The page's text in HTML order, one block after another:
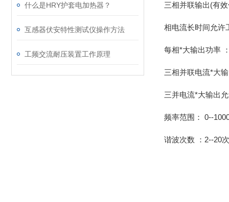
什么是HRY护套电加热器？
互感器伏安特性测试仪操作方法
工频交流耐压装置工作原理
三相并联输出(有
相电流长时间允许
每相*大输出功率
三相并联电流*大
三并电流*大输出
频率范围： 0--
谐波次数 ：2--20